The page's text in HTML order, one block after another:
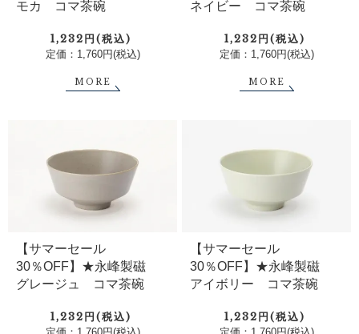
モカ コマ茶碗
1,232円(税込)
定価：1,760円(税込)
MORE
ネイビー コマ茶碗
1,232円(税込)
定価：1,760円(税込)
MORE
【サマーセール
30％OFF】★永峰製磁
グレージュ コマ茶碗
1,232円(税込)
【サマーセール
30％OFF】★永峰製磁
アイボリー コマ茶碗
1,232円(税込)